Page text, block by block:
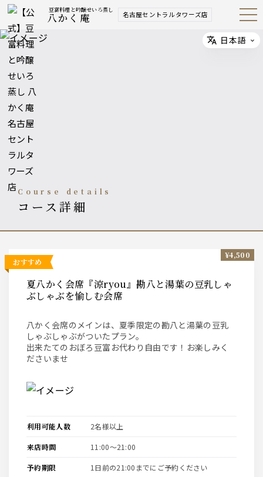
豆富料理と吟醸せいろ蒸し
八かく庵 名古屋セントラルタワーズ店 Open
Navig
course details
コース詳細
おすすめ
夏八かく会席『涼ryou』勘八と湯葉の豆乳しゃ
ぶしゃぶを愉しむ会席
八かく会席のメインは、夏季限定の勘八と湯葉の豆乳
しゃぶしゃぶがついたプラン。
出来たてのおぼろ豆富お代わり自由です！お楽しみく
ださいませ
¥4,500
利用可能人数 2名様以上
来店時間 11:00〜21:00
予約期限 1日前の21:00までにご予約ください
Select
日本語